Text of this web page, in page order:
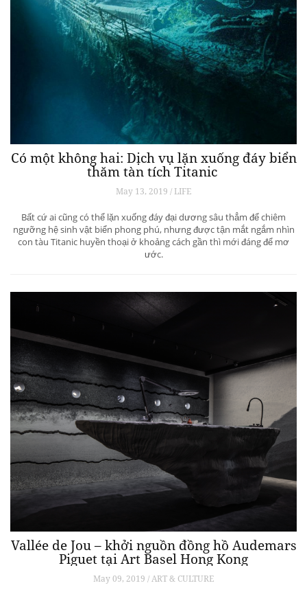
Có một không hai: Dịch vụ lặn xuống đáy biển
thăm tàn tích Titanic
May 13, 2019 / LIFE
Bất cứ ai cũng có thể lặn xuống đáy đại dương sâu thẳm để chiêm
ngưỡng hệ sinh vật biển phong phú, nhưng được tận mắt ngắm nhìn
con tàu Titanic huyền thoại ở khoảng cách gần thì mới đáng để mơ
ước.
Vallée de Jou – khởi nguồn đồng hồ Audemars
Piguet tại Art Basel Hong Kong
May 09, 2019 / ART & CULTURE